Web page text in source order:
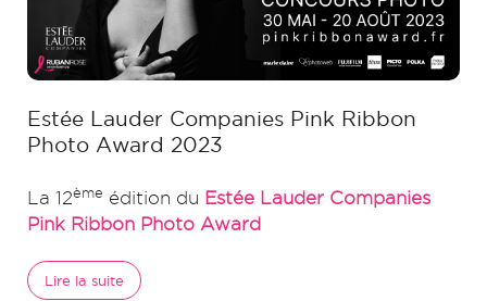
Estée Lauder Companies Pink Ribbon
Photo Award 2023
La 12ème édition du Estée Lauder Companies
Pink Ribbon Photo Award
Lire la suite